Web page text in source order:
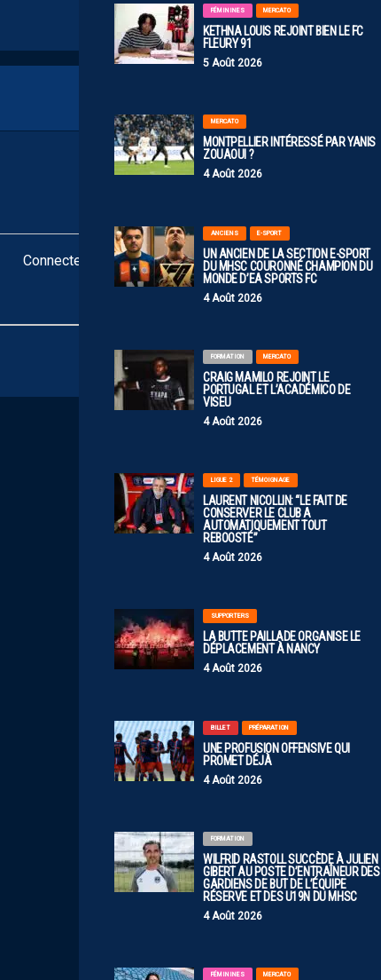
FÉMININES MERCATO
KETHNA LOUIS REJOINT BIEN LE FC
FLEURY 91
5 Août 2026
MERCATO
MONTPELLIER INTÉRESSÉ PAR YANIS
ZOUAOUI ?
4 Août 2026
ANCIENS E-SPORT
UN ANCIEN DE LA SECTION E-SPORT
DU MHSC COURONNÉ CHAMPION DU
MONDE D’EA SPORTS FC
4 Août 2026
FORMATION MERCATO
CRAIG MAMILO REJOINT LE
PORTUGAL ET L’ACADÉMICO DE
VISEU
4 Août 2026
LIGUE 2 TÉMOIGNAGE
LAURENT NICOLLIN: “LE FAIT DE
CONSERVER LE CLUB A
AUTOMATIQUEMENT TOUT
REBOOSTÉ”
4 Août 2026
SUPPORTERS
LA BUTTE PAILLADE ORGANISE LE
DÉPLACEMENT À NANCY
4 Août 2026
BILLET PRÉPARATION
UNE PROFUSION OFFENSIVE QUI
PROMET DÉJÀ
4 Août 2026
FORMATION
WILFRID RASTOLL SUCCÈDE À JULIEN
GIBERT AU POSTE D’ENTRAÎNEUR DES
GARDIENS DE BUT DE L’ÉQUIPE
RÉSERVE ET DES U19N DU MHSC
4 Août 2026
FÉMININES MERCATO
Connectez-vous pour poster un commentaire